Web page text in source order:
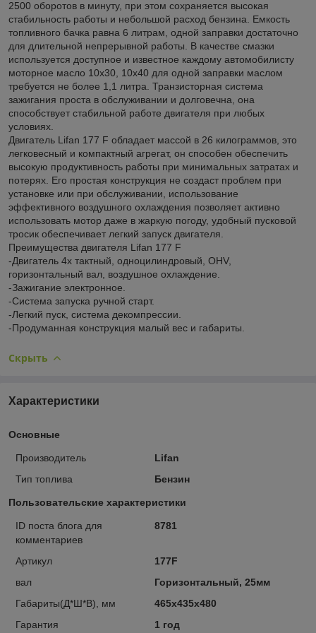
2500 оборотов в минуту, при этом сохраняется высокая
стабильность работы и небольшой расход бензина. Емкость
топливного бачка равна 6 литрам, одной заправки достаточно
для длительной непрерывной работы. В качестве смазки
используется доступное и известное каждому автомобилисту
моторное масло 10х30, 10х40 для одной заправки маслом
требуется не более 1,1 литра. Транзисторная система
зажигания проста в обслуживании и долговечна, она
способствует стабильной работе двигателя при любых
условиях.
Двигатель Lifan 177 F обладает массой в 26 килограммов, это
легковесный и компактный агрегат, он способен обеспечить
высокую продуктивность работы при минимальных затратах и
потерях. Его простая конструкция не создаст проблем при
установке или при обслуживании, использование
эффективного воздушного охлаждения позволяет активно
использовать мотор даже в жаркую погоду, удобный пусковой
тросик обеспечивает легкий запуск двигателя.
Преимущества двигателя Lifan 177 F
-Двигатель 4х тактный, одноцилиндровый, OHV,
горизонтальный вал, воздушное охлаждение.
-Зажигание электронное.
-Система запуска ручной старт.
-Легкий пуск, система декомпрессии.
-Продуманная конструкция малый вес и габариты.
Скрыть
Характеристики
Основные
Производитель
Lifan
Тип топлива
Бензин
Пользовательские характеристики
ID поста блога для
комментариев
8781
Артикул
177F
вал
Горизонтальный, 25мм
Габариты(Д*Ш*В), мм
465х435х480
Гарантия
1 год